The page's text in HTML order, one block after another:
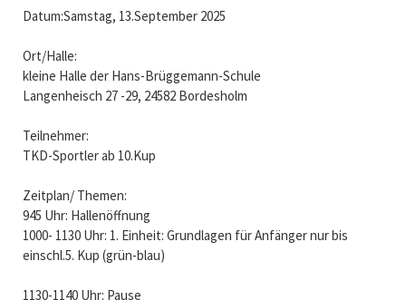
Datum:Samstag, 13.September 2025
Ort/Halle:
kleine Halle der Hans-Brüggemann-Schule
Langenheisch 27 -29, 24582 Bordesholm
Teilnehmer:
TKD-Sportler ab 10.Kup
Zeitplan/ Themen:
945 Uhr: Hallenöffnung
1000- 1130 Uhr: 1. Einheit: Grundlagen für Anfänger nur bis
einschl.5. Kup (grün-blau)
1130-1140 Uhr: Pause